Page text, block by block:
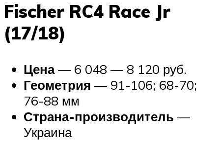
Fischer RC4 Race Jr
(17/18)
Цена— 6 048 — 8 120 руб.
Геометрия — 91-106; 68-70;
76-88 мм
Страна-производитель —
Украина